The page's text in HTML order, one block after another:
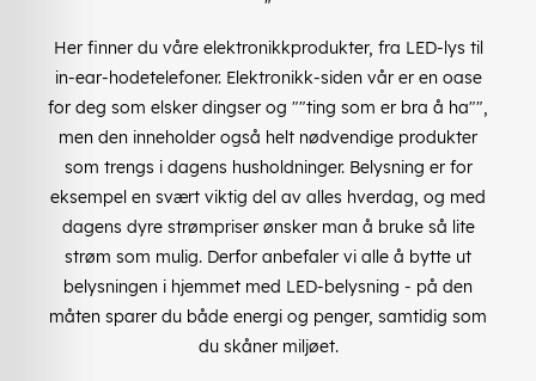
"
Her finner du våre elektronikkprodukter, fra LED-lys til
in-ear-hodetelefoner. Elektronikk-siden vår er en oase
for deg som elsker dingser og ""ting som er bra å ha"",
men den inneholder også helt nødvendige produkter
som trengs i dagens husholdninger. Belysning er for
eksempel en svært viktig del av alles hverdag, og med
dagens dyre strømpriser ønsker man å bruke så lite
strøm som mulig. Derfor anbefaler vi alle å bytte ut
belysningen i hjemmet med LED-belysning - på den
måten sparer du både energi og penger, samtidig som
du skåner miljøet.